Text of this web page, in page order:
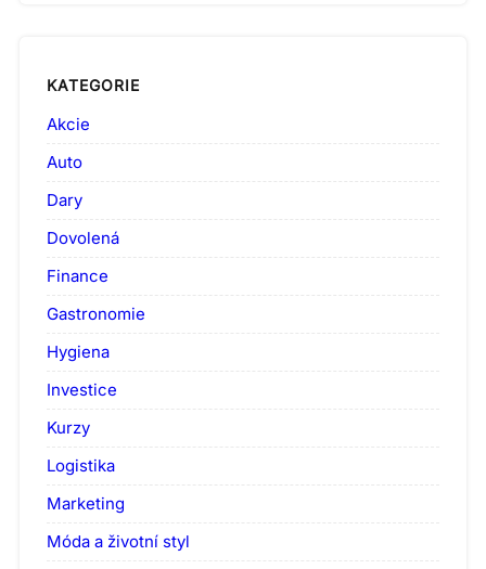
KATEGORIE
Akcie
Auto
Dary
Dovolená
Finance
Gastronomie
Hygiena
Investice
Kurzy
Logistika
Marketing
Móda a životní styl